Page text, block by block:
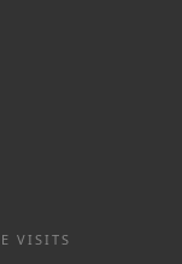
VISITS